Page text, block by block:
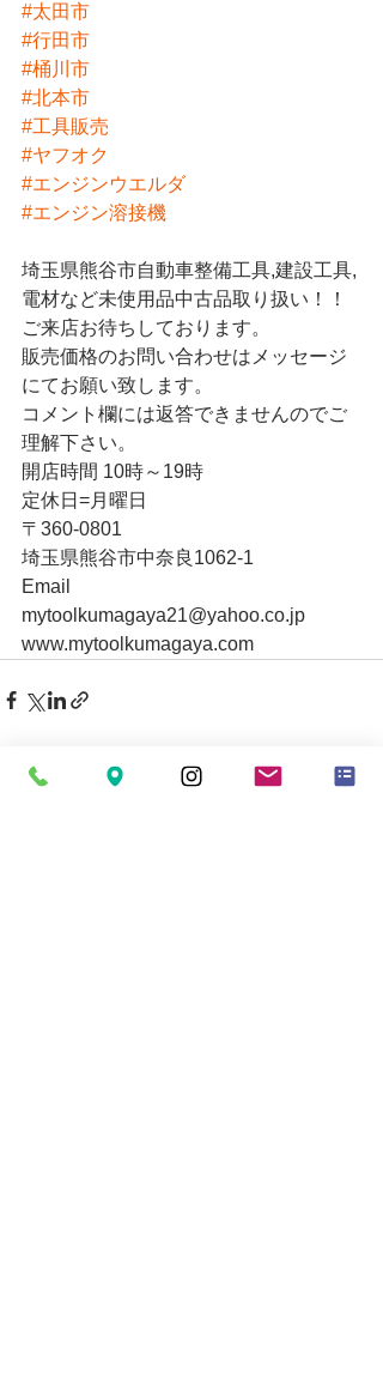
#太田市
#行田市
#桶川市
#北本市
#工具販売
#ヤフオク
#エンジンウエルダ
#エンジン溶接機
埼玉県熊谷市自動車整備工具,建設工具,
電材など未使用品中古品取り扱い！！
ご来店お待ちしております。
販売価格のお問い合わせはメッセージ
にてお願い致します。
コメント欄には返答できませんのでご
理解下さい。
開店時間 10時～19時
定休日=月曜日
〒360-0801
埼玉県熊谷市中奈良1062-1
Email
mytoolkumagaya21@yahoo.co.jp
www.mytoolkumagaya.com
最新記事 すべて表示